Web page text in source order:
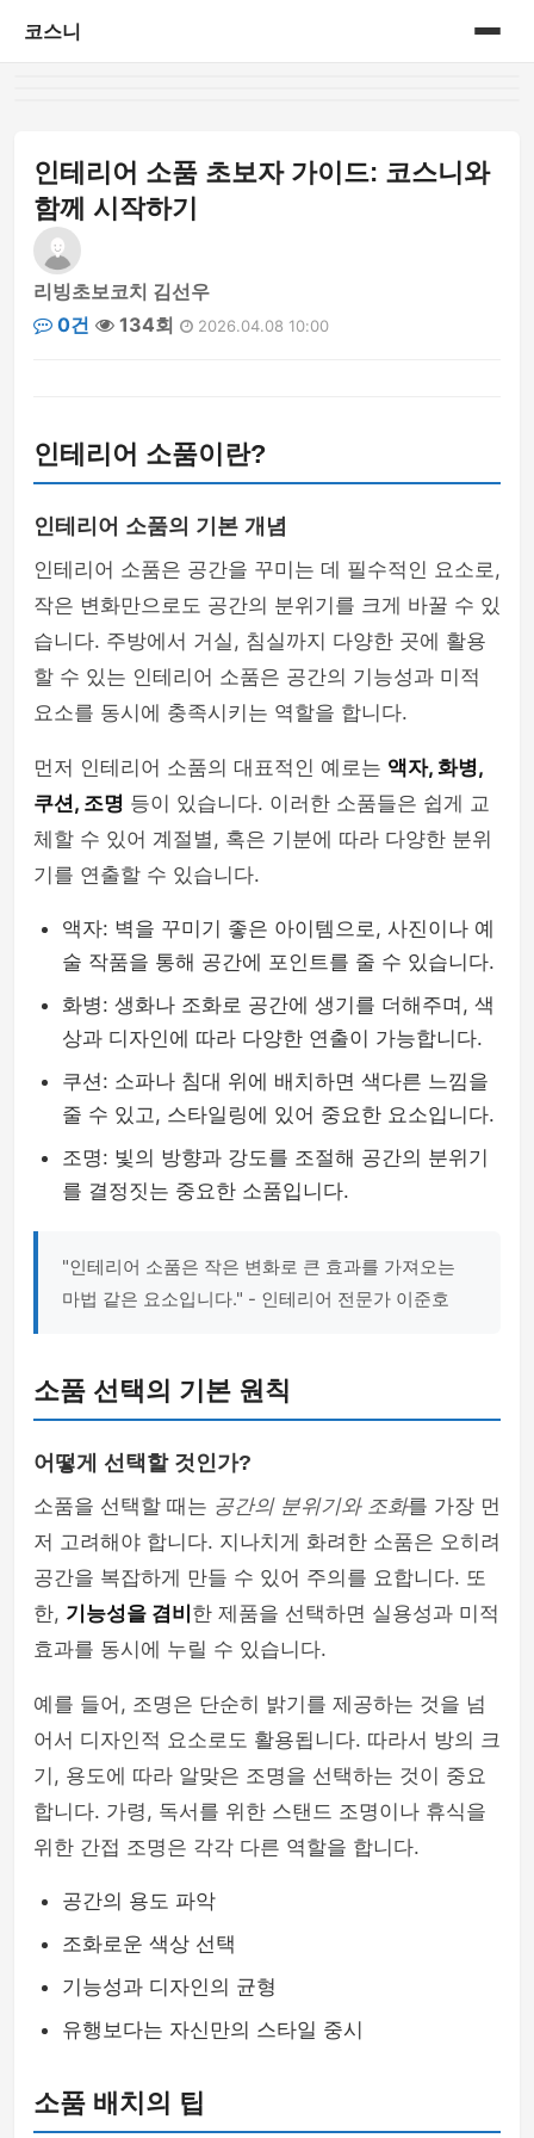
코스니
인테리어 소품 초보자 가이드: 코스니와
함께 시작하기
리빙초보코치 김선우
0건
134회 2026.04.08 10:00
인테리어 소품이란?
인테리어 소품의 기본 개념
인테리어 소품은 공간을 꾸미는 데 필수적인 요소로,
작은 변화만으로도 공간의 분위기를 크게 바꿀 수 있
습니다. 주방에서 거실, 침실까지 다양한 곳에 활용
할 수 있는 인테리어 소품은 공간의 기능성과 미적
요소를 동시에 충족시키는 역할을 합니다.
먼저 인테리어 소품의 대표적인 예로는 액자, 화병,
쿠션, 조명 등이 있습니다. 이러한 소품들은 쉽게 교
체할 수 있어 계절별, 혹은 기분에 따라 다양한 분위
기를 연출할 수 있습니다.
액자: 벽을 꾸미기 좋은 아이템으로, 사진이나 예
술 작품을 통해 공간에 포인트를 줄 수 있습니다.
화병: 생화나 조화로 공간에 생기를 더해주며, 색
상과 디자인에 따라 다양한 연출이 가능합니다.
쿠션: 소파나 침대 위에 배치하면 색다른 느낌을
줄 수 있고, 스타일링에 있어 중요한 요소입니다.
조명: 빛의 방향과 강도를 조절해 공간의 분위기
를 결정짓는 중요한 소품입니다.
"인테리어 소품은 작은 변화로 큰 효과를 가져오는
마법 같은 요소입니다." - 인테리어 전문가 이준호
소품 선택의 기본 원칙
어떻게 선택할 것인가?
소품을 선택할 때는 공간의 분위기와 조화를 가장 먼
저 고려해야 합니다. 지나치게 화려한 소품은 오히려
공간을 복잡하게 만들 수 있어 주의를 요합니다. 또
한, 기능성을 겸비 한 제품을 선택하면 실용성과 미적
효과를 동시에 누릴 수 있습니다.
예를 들어, 조명은 단순히 밝기를 제공하는 것을 넘
어서 디자인적 요소로도 활용됩니다. 따라서 방의 크
기, 용도에 따라 알맞은 조명을 선택하는 것이 중요
합니다. 가령, 독서를 위한 스탠드 조명이나 휴식을
위한 간접 조명은 각각 다른 역할을 합니다.
공간의 용도 파악
조화로운 색상 선택
기능성과 디자인의 균형
유행보다는 자신만의 스타일 중시
소품 배치의 팁